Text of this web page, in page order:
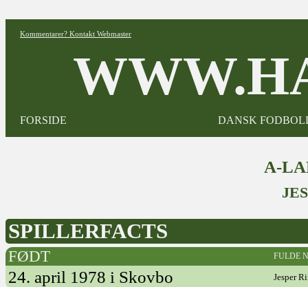
Kommentarer? Kontakt Webmaster
FORSIDE DANSK
A-
SPILLERFACTS
FØDT FULDE
24. april 1978 i Skovbo Jesper